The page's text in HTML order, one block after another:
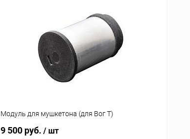
К сравнению
В избранное В наличии
Модуль для мушкетона (для Вог Т)
9 500 руб. / шт